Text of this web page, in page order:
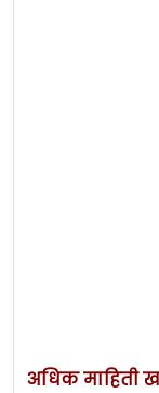
अधिक माहिती